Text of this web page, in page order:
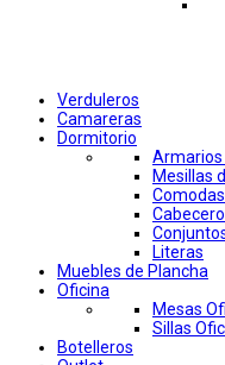
Verduleros
Camareras
Dormitorio
Mesillas
Literas
Muebles de Plancha
Oficina
Mesas
Sillas
Botelleros